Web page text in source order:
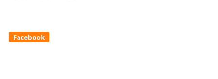
Facebook